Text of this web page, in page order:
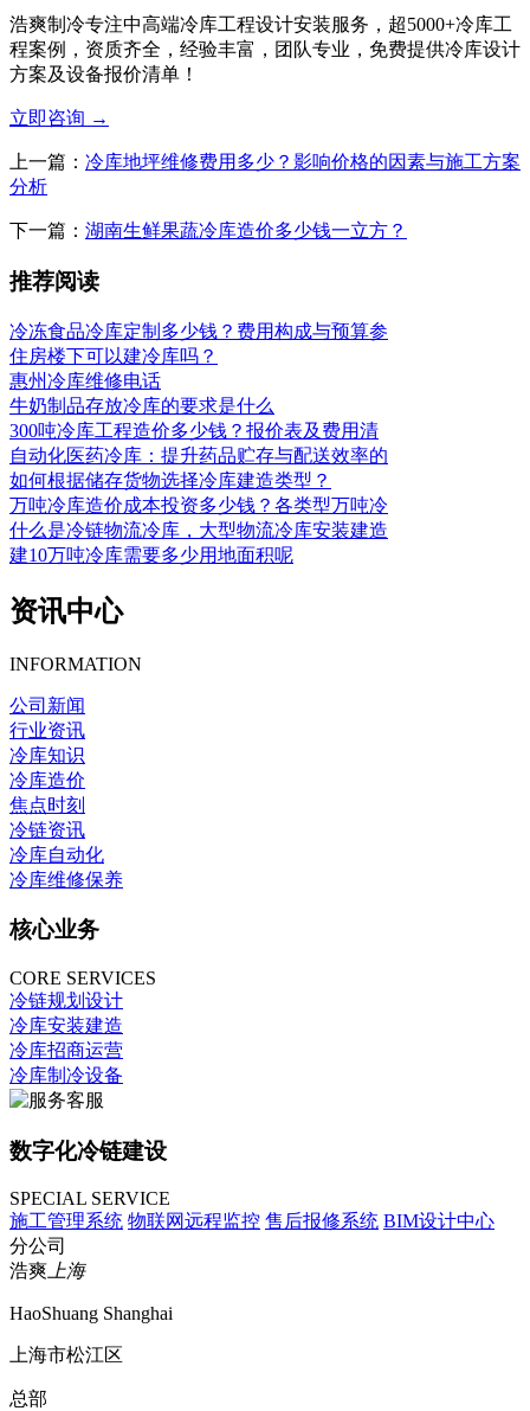
浩爽制冷专注中高端冷库工程设计安装服务，超5000+冷库工
程案例，资质齐全，经验丰富，团队专业，免费提供冷库设计
方案及设备报价清单！
立即咨询 →
上一篇： 冷库地坪维修费用多少？影响价格的因素与施工方案
分析
下一篇： 湖南生鲜果蔬冷库造价多少钱一立方？
推荐阅读
冷冻食品冷库定制多少钱？费用构成与预算参
住房楼下可以建冷库吗？
惠州冷库维修电话
牛奶制品存放冷库的要求是什么
300吨冷库工程造价多少钱？报价表及费用清
自动化医药冷库：提升药品贮存与配送效率的
如何根据储存货物选择冷库建造类型？
万吨冷库造价成本投资多少钱？各类型万吨冷
什么是冷链物流冷库，大型物流冷库安装建造
建10万吨冷库需要多少用地面积呢
资讯中心
INFORMATION
公司新闻
行业资讯
冷库知识
冷库造价
焦点时刻
冷链资讯
冷库自动化
冷库维修保养
核心业务
CORE SERVICES
冷链规划设计
冷库安装建造
冷库招商运营
冷库制冷设备
数字化冷链建设
SPECIAL SERVICE
施工管理系统 物联网远程监控 售后报修系统 BIM设计中心
分公司
浩爽上海
HaoShuang Shanghai
上海市松江区
总部